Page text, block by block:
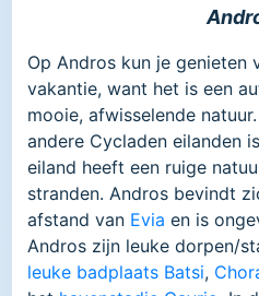
Op Andros kun je genieten
vakantie, want het is een
mooie, afwisselende
andere Cycladen eilanden
eiland heeft een ruige
stranden. Andros bevindt
afstand van Evia en is
Andros zijn leuke dorpen/
leuke badplaats Batsi,